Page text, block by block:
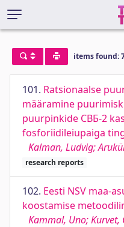
items found:
101. Ratsionaalse
määramine
puurpinkide СВБ-2
fosforiidileiupaiga
Kalman, Ludvig;
research reports
102. Eesti NSV maa-
koostamise
Kammal, Uno;